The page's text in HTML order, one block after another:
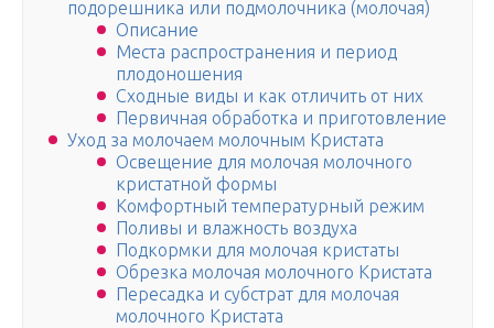
подорешника или подмолочника (молочая)
Описание
Места распространения и период
плодоношения
Сходные виды и как отличить от них
Первичная обработка и приготовление
Уход за молочаем молочным Кристата
Освещение для молочая молочного
кристатной формы
Комфортный температурный режим
Поливы и влажность воздуха
Подкормки для молочая кристаты
Обрезка молочая молочного Кристата
Пересадка и субстрат для молочая
молочного Кристата